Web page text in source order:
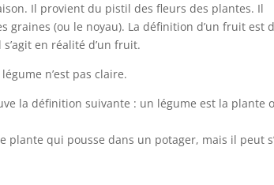
Il provient du pistil des fleurs des plantes. Il
(ou le noyau). La définition d’un fruit est
en réalité d’un fruit.
n’est pas claire.
la définition suivante : un légume est la plante
plante qui pousse dans un potager, mais il peut